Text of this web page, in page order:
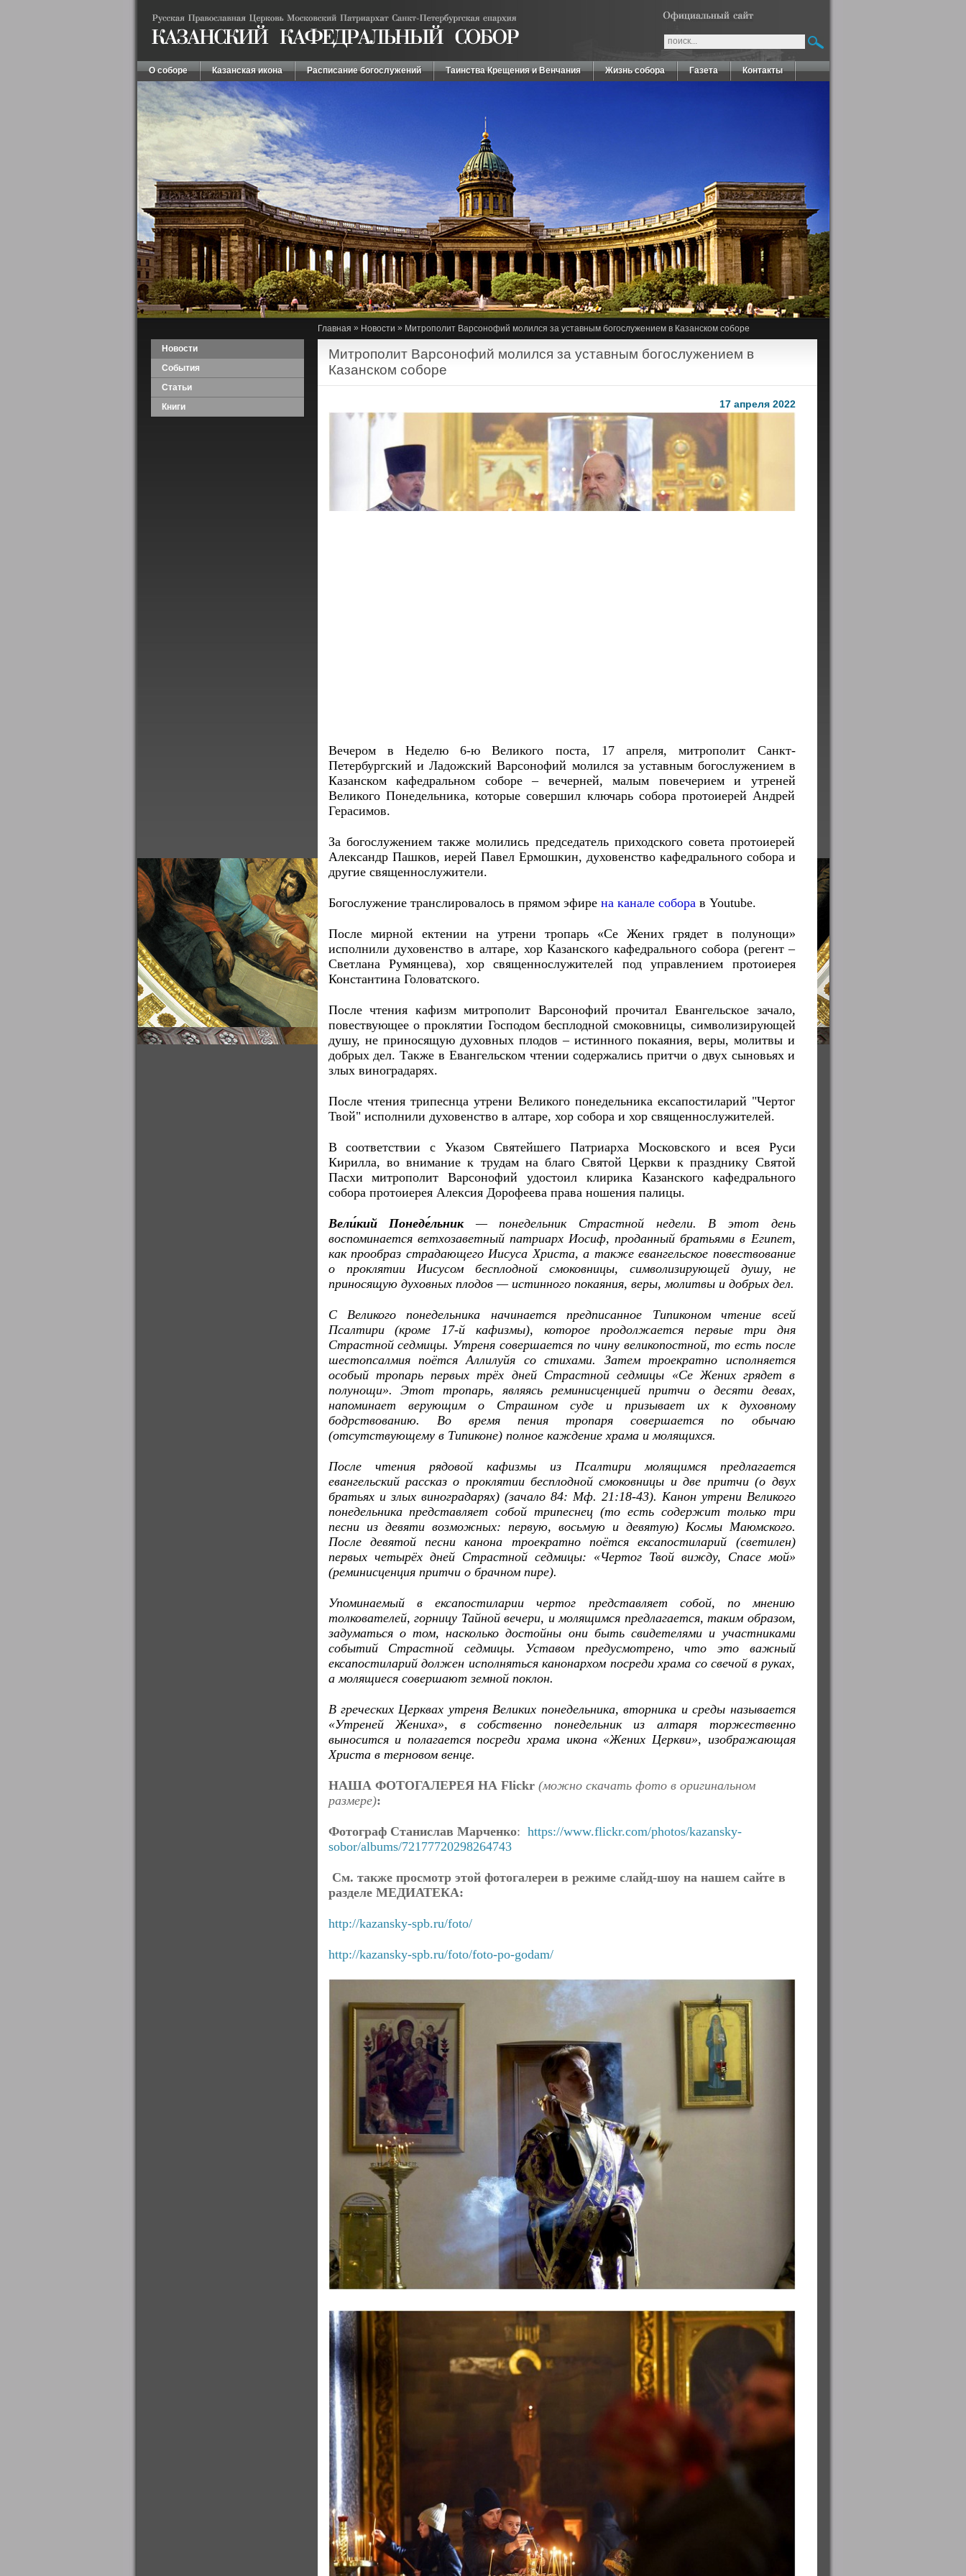
О соборе Казанская икона Расписание богослужений Таинства Крещения и Венчания Жизнь собора Газета Контакты
Новости
События
Статьи
Книги
Главная » Новости » Митрополит Варсонофий молился за уставным богослужением в Казанском соборе
Митрополит Варсонофий молился за уставным богослужением в
Казанском соборе
17 апреля 2022
Вечером в Неделю 6-ю Великого поста, 17 апреля, митрополит Санкт-
Петербургский и Ладожский Варсонофий молился за уставным богослужением в
Казанском кафедральном соборе – вечерней, малым повечерием и утреней
Великого Понедельника, которые совершил ключарь собора протоиерей Андрей
Герасимов.
За богослужением также молились председатель приходского совета протоиерей
Александр Пашков, иерей Павел Ермошкин, духовенство кафедрального собора и
другие священнослужители.
Богослужение транслировалось в прямом эфире на канале собора в Youtube.
После мирной ектении на утрени тропарь «Се Жених грядет в полунощи»
исполнили духовенство в алтаре, хор Казанского кафедрального собора (регент –
Светлана Румянцева), хор священнослужителей под управлением протоиерея
Константина Головатского.
После чтения кафизм митрополит Варсонофий прочитал Евангельское зачало,
повествующее о проклятии Господом бесплодной смоковницы, символизирующей
душу, не приносящую духовных плодов – истинного покаяния, веры, молитвы и
добрых дел. Также в Евангельском чтении содержались притчи о двух сыновьях и
злых виноградарях.
После чтения трипеснца утрени Великого понедельника ексапостиларий "Чертог
Твой" исполнили духовенство в алтаре, хор собора и хор священнослужителей.
В соответствии с Указом Святейшего Патриарха Московского и всея Руси
Кирилла, во внимание к трудам на благо Святой Церкви к празднику Святой
Пасхи митрополит Варсонофий удостоил клирика Казанского кафедрального
собора протоиерея Алексия Дорофеева права ношения палицы.
Вели́кий Понеде́льник— понедельник Страстной недели. В этот день
воспоминается ветхозаветный патриарх Иосиф, проданный братьями в Египет,
как прообраз страдающего Иисуса Христа, а также евангельское повествование
о проклятии Иисусом бесплодной смоковницы, символизирующей душу, не
приносящую духовных плодов — истинного покаяния, веры, молитвы и добрых дел.
С Великого понедельника начинается предписанное Типиконом чтение всей
Псалтири (кроме 17-й кафизмы), которое продолжается первые три дня
Страстной седмицы. Утреня совершается по чину великопостной, то есть после
шестопсалмия поётся Аллилуйя со стихами. Затем троекратно исполняется
особый тропарь первых трёх дней Страстной седмицы «Се Жених грядет в
полунощи». Этот тропарь, являясь реминисценцией притчи о десяти девах,
напоминает верующим о Страшном суде и призывает их к духовному
бодрствованию. Во время пения тропаря совершается по обычаю
(отсутствующему в Типиконе) полное каждение храма и молящихся.
После чтения рядовой кафизмы из Псалтири молящимся предлагается
евангельский рассказ о проклятии бесплодной смоковницы и две притчи (о двух
братьях и злых виноградарях) (зачало 84: Мф. 21:18-43). Канон утрени Великого
понедельника представляет собой трипеснец (то есть содержит только три
песни из девяти возможных: первую, восьмую и девятую) Космы Маюмского.
После девятой песни канона троекратно поётся ексапостиларий (светилен)
первых четырёх дней Страстной седмицы: «Чертог Твой вижду, Спасе мой»
(реминисценция притчи о брачном пире).
Упоминаемый в ексапостиларии чертог представляет собой, по мнению
толкователей, горницу Тайной вечери, и молящимся предлагается, таким образом,
задуматься о том, насколько достойны они быть свидетелями и участниками
событий Страстной седмицы. Уставом предусмотрено, что это важный
ексапостиларий должен исполняться канонархом посреди храма со свечой в руках,
а молящиеся совершают земной поклон.
В греческих Церквах утреня Великих понедельника, вторника и среды называется
«Утреней Жениха», в собственно понедельник из алтаря торжественно
выносится и полагается посреди храма икона «Жених Церкви», изображающая
Христа в терновом венце.
НАША ФОТОГАЛЕРЕЯ НА Flickr (можно скачать фото в оригинальном
размере):
Фотограф Станислав Марченко: https://www.flickr.com/photos/kazansky-
sobor/albums/72177720298264743
См. также просмотр этой фотогалереи в режиме слайд-шоу на нашем сайте в
разделе МЕДИАТЕКА:
http://kazansky-spb.ru/foto/
http://kazansky-spb.ru/foto/foto-po-godam/